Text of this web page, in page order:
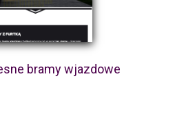
bramy wjazdowe